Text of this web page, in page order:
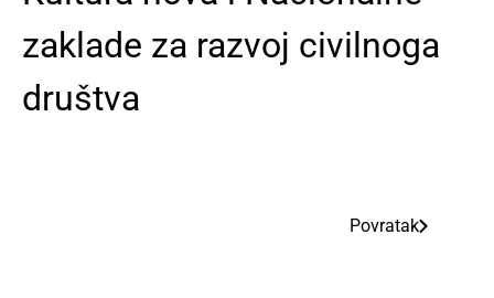
zaklade za razvoj civilnoga
društva
Povratak